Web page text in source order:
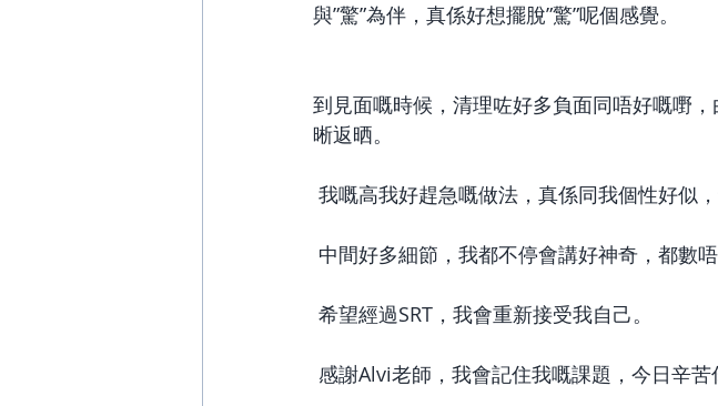
與”驚”為伴，真係好想擺脫”驚”呢個感覺。
到見面嘅時候，清理咗好多負面同唔好嘅嘢
晰返晒。
我嘅高我好趕急嘅做法，真係同我個性好似
中間好多細節，我都不停會講好神奇，都數
希望經過SRT，我會重新接受我自己。
感謝Alvi老師，我會記住我嘅課題，今日辛苦